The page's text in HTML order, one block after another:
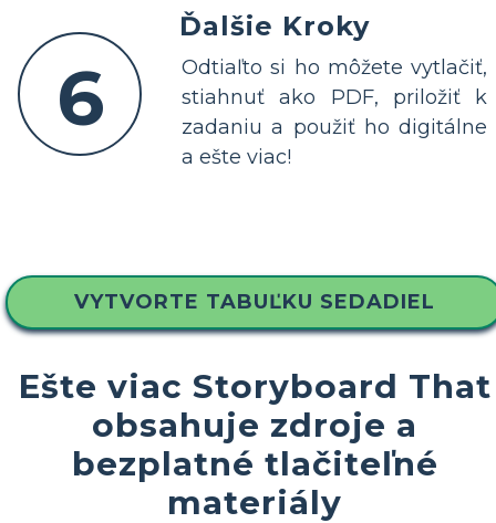
6
Ďalšie Kroky
Odtiaľto si ho môžete vytlačiť,
stiahnuť ako PDF, priložiť k
zadaniu a použiť ho digitálne
a ešte viac!
VYTVORTE TABUĽKU SEDADIEL
Ešte viac Storyboard That
obsahuje zdroje a
bezplatné tlačiteľné
materiály